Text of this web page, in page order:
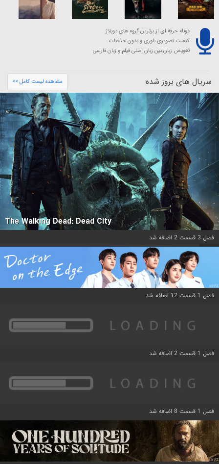
دوبله حرفه ای از برترین گروه های دوبلاژ
کیفیت تصویری بلوری و بدون حذفیات
تعویض زبان بین زبان اصلی فیلم و زبان فارسی
سریال های بروز شده مشاهده لیست کامل >>
The Walking Dead: Dead City
فصل 3 قسمت 2 اضافه شد
فصل 1 قسمت 12 اضافه شد
فصل 1 قسمت 2 اضافه شد
فصل 1 قسمت 8 اضافه شد